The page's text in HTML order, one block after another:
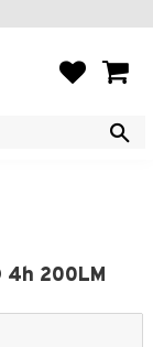
4h 200LM